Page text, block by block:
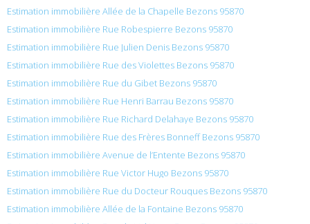
Estimation immobilière Allée de la Chapelle Bezons 95870
Estimation immobilière Rue Robespierre Bezons 95870
Estimation immobilière Rue Julien Denis Bezons 95870
Estimation immobilière Rue des Violettes Bezons 95870
Estimation immobilière Rue du Gibet Bezons 95870
Estimation immobilière Rue Henri Barrau Bezons 95870
Estimation immobilière Rue Richard Delahaye Bezons 95870
Estimation immobilière Rue des Frères Bonneff Bezons 95870
Estimation immobilière Avenue de l’Entente Bezons 95870
Estimation immobilière Rue Victor Hugo Bezons 95870
Estimation immobilière Rue du Docteur Rouques Bezons 95870
Estimation immobilière Allée de la Fontaine Bezons 95870